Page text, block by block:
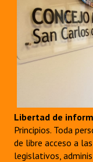
Libertad de
Principios. Toda
de libre acceso a
legislativos,